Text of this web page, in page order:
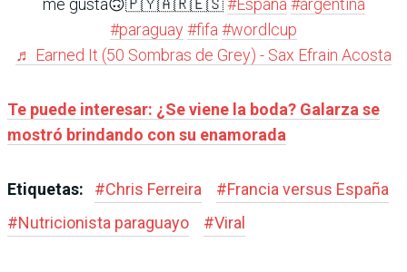
me gusta🙃🇵🇾🇦🇷🇪🇸#España #argentina
#paraguay#fifa #wordlcup
♬ Earned It (50 Sombras de Grey) - Sax Efrain Acosta
Te puede interesar: ¿Se viene la boda? Galarza se
mostró brindando con su enamorada
Etiquetas: #Chris Ferreira #Francia versus España
#Nutricionista paraguayo #Viral